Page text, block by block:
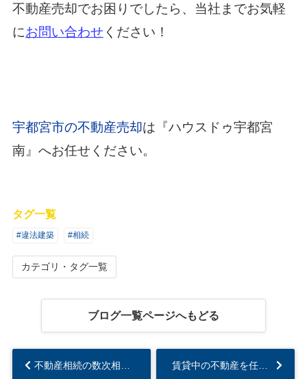
不動産売却でお困りでしたら、当社までお気軽
にお問い合わせ ください！
宇都宮市の不動産売却は『ハウスドゥ宇都宮
南』へお任せください。
タグ一覧
#違法建築 #相続
カテゴリ・タグ一覧
ブログ一覧ページへもどる